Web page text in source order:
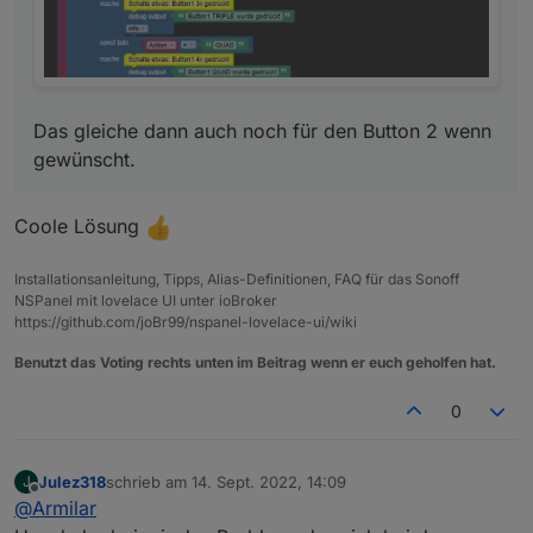
Das gleiche dann auch noch für den Button 2 wenn
gewünscht.
Coole Lösung
Installationsanleitung, Tipps, Alias-Definitionen, FAQ für das Sonoff
NSPanel mit lovelace UI unter ioBroker
https://github.com/joBr99/nspanel-lovelace-ui/wiki
Benutzt das Voting rechts unten im Beitrag wenn er euch geholfen hat.
0
J
Offline
Julez318schrieb am 14. Sept. 2022, 14:09
zuletzt editiert von
@Armilar